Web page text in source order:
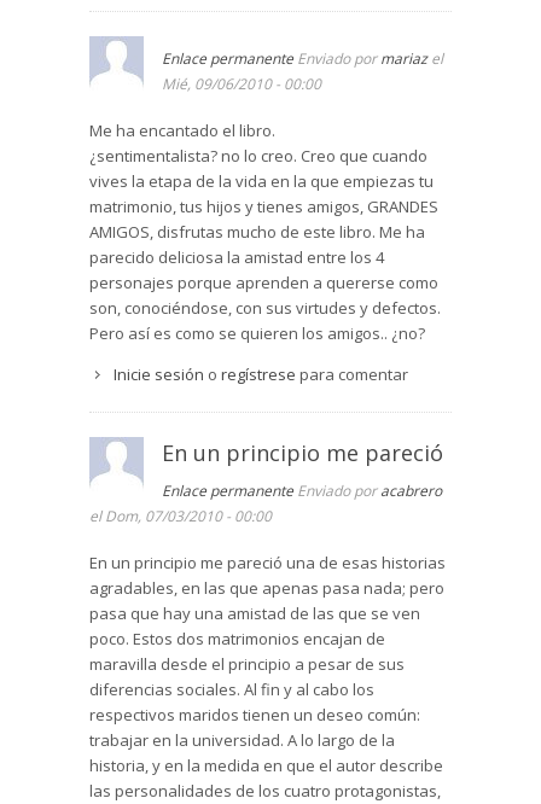
de invitados, en Battle Pondo, Larry narra al
lector los principales hitos de esa amistad. Los
momentos difíciles en los que Larry fue
despedido de la universidad y los Lang le
ritmo de trabajo al que Larry se sometió para
conseguir sacar a su familia adelante. El
nacimiento de Lang, la hija de Larry y Sally. La
enfermedad de Sally, la polio, que la deje
postrada durante toda su vida. Los buenos
momentos compartidos, las excursiones en la
naturaleza…
Ahora es Charity la que les necesita. Afronta sus
de un cáncer de estómago. Y Sally acude a su lao
Stegner construye su relato con estas dos
parejas que permaneces unidas después de
treinta años. La fidelidad de esos matrimonios
enfermedades y de dificultades de caracteres
contrarios.
Cuando se vuelven a reunir los dos amigos,
ambos reconocen que su matrimonio ha
funcionado pese a todo y que sienten cierta
dependencia de sus mujeres de las que no se
sienten con fuerzas para prescindir, aunque el
destino parece amenazar y la fatalidad
imponerse.
altura que da perspectiva. Soy de ciencias, lo
siento.
Enlace permanente Enviado pormariazel
Mié, 09/06/2010 - 00:00
Me ha encantado el libro.
¿sentimentalista? no lo creo. Creo que cuando
vives la etapa de la vida en la que empiezas tu
matrimonio, tus hijos y tienes amigos, GRANDES
AMIGOS, disfrutas mucho de este libro. Me ha
parecido deliciosa la amistad entre los 4
personajes porque aprenden a quererse como
son, conociéndose, con sus virtudes y defectos.
Pero así es como se quieren los amigos.. ¿no?
Inicie sesión o regístrese para comentar
En un principio me pareció
Enlace permanente Enviado poracabrero
el Dom, 07/03/2010 - 00:00
En un principio me pareció una de esas historias
agradables, en las que apenas pasa nada; pero
pasa que hay una amistad de las que se ven
poco. Estos dos matrimonios encajan de
maravilla desde el principio a pesar de sus
diferencias sociales. Al fin y al cabo los
respectivos maridos tienen un deseo común:
trabajar en la universidad. A lo largo de la
historia, y en la medida en que el autor describe
las personalidades de los cuatro protagonistas,